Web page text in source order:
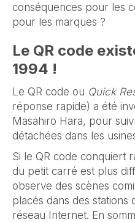
conséquences pour les
pour les marques ?
Le QR code
1994 !
Le QR code ou Quick
réponse rapide) a été
Masahiro Hara, pour
détachées dans les
Si le QR code conquiert
du petit carré est plus
observe des scènes
placés dans des stations
réseau Internet. En